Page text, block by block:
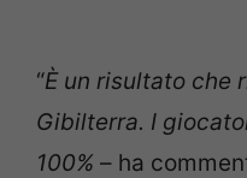
“È un risultato che
Gibilterra. I
100% – ha